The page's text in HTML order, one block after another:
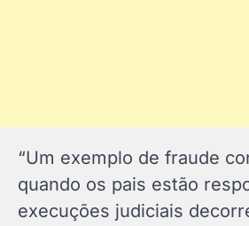
“Um exemplo de fraude
quando os pais estão
execuções judiciais